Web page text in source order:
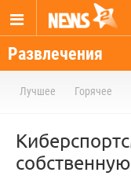
Развлечения
Лучшее Горячее